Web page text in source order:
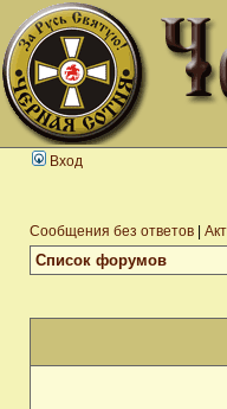
Вход
Сообщения без ответов
Список форумов